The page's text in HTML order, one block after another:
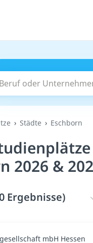
oder Unternehmen
Suchen
Städte Eschborn
2026 &
Ergebnisse)
mbH Hessen